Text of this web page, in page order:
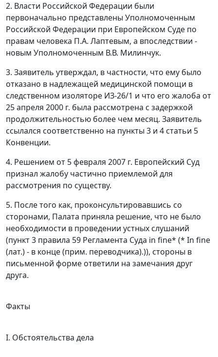
2. Власти Российской Федерации были
первоначально представлены Уполномоченным
Российской Федерации при Европейском Суде по
правам человека П.А. Лаптевым, а впоследствии -
новым Уполномоченным В.В. Милинчук.
3. Заявитель утверждал, в частности, что ему было
отказано в надлежащей медицинской помощи в
следственном изоляторе ИЗ-26/1 и что его жалоба от
25 апреля 2000 г. была рассмотрена с задержкой
продолжительностью более чем месяц. Заявитель
ссылался соответственно на пункты 3 и 4 статьи 5
Конвенции.
4. Решением от 5 февраля 2007 г. Европейский Суд
признал жалобу частично приемлемой для
рассмотрения по существу.
5. После того как, проконсультировавшись со
сторонами, Палата приняла решение, что не было
необходимости в проведении устных слушаний
(пункт 3 правила 59 Регламента Суда in fine* (* In fine
(лат.) - в конце (прим. переводчика).)), стороны в
письменной форме ответили на замечания друг
друга.
Факты
I. Обстоятельства дела